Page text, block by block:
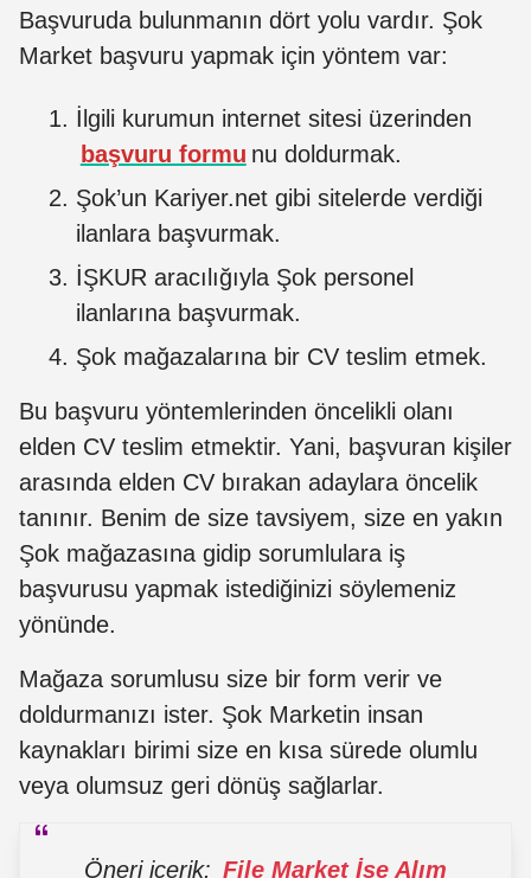
Başvuruda bulunmanın dört yolu vardır. Şok
Market başvuru yapmak için yöntem var:
İlgili kurumun internet sitesi üzerinden
başvuru formu nu doldurmak.
Şok’un Kariyer.net gibi sitelerde verdiği
ilanlara başvurmak.
İŞKUR aracılığıyla Şok personel
ilanlarına başvurmak.
Şok mağazalarına bir CV teslim etmek.
Bu başvuru yöntemlerinden öncelikli olanı
elden CV teslim etmektir. Yani, başvuran kişiler
arasında elden CV bırakan adaylara öncelik
tanınır. Benim de size tavsiyem, size en yakın
Şok mağazasına gidip sorumlulara iş
başvurusu yapmak istediğinizi söylemeniz
yönünde.
Mağaza sorumlusu size bir form verir ve
doldurmanızı ister. Şok Marketin insan
kaynakları birimi size en kısa sürede olumlu
veya olumsuz geri dönüş sağlarlar.
Öneri içerik: File Market İşe Alım